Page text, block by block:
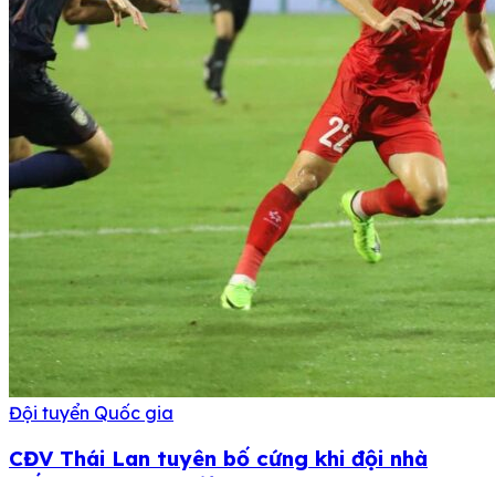
Đội tuyển Quốc gia
CĐV Thái Lan tuyên bố cứng khi đội nhà